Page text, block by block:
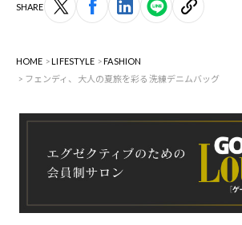
SHARE
HOME LIFESTYLE
FASHION
フェンディ、大人の夏旅を彩る洗練デニムバッグ